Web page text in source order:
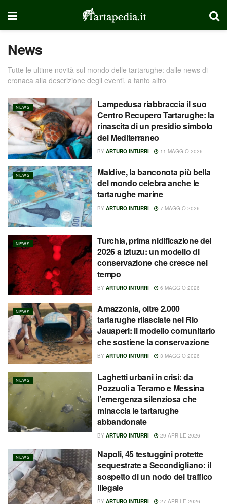
News
Tutte le ultime novità sul mondo delle tartarughe: dalle news di
cronaca alla descrizione degli eventi, a tanto altro
NEWS
Lampedusa riabbraccia il suo
Centro Recupero Tartarughe: la
rinascita di un presidio simbolo
del Mediterraneo
BY ARTURO INTURRI 11 MAGGIO 2026
NEWS
Maldive, la banconota più bella
del mondo celebra anche le
tartarughe marine
BY ARTURO INTURRI 7 MAGGIO 2026
NEWS
Turchia, prima nidificazione del
2026 a Iztuzu: un modello di
conservazione che cresce nel
tempo
BY ARTURO INTURRI 6 MAGGIO 2026
NEWS
Amazzonia, oltre 2.000
tartarughe rilasciate nel Rio
Jauaperi: il modello comunitario
che sostiene la conservazione
BY ARTURO INTURRI 3 MAGGIO 2026
NEWS
Laghetti urbani in crisi: da
Pozzuoli a Teramo e Messina
l’emergenza silenziosa che
minaccia le tartarughe
abbandonate
BY ARTURO INTURRI 29 APRILE 2026
NEWS
Napoli, 45 testuggini protette
sequestrate a Secondigliano: il
sospetto di un nodo del traffico
illegale
BY ARTURO INTURRI 27 APRILE 2026